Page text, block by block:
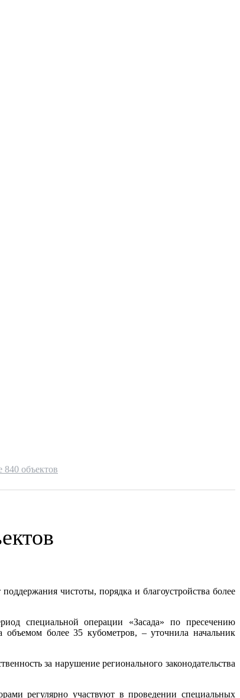
840 объектов
чистоты, порядка и благоустройства более
специальной операции «Засада» по пресечению
более 35 кубометров, – уточнила начальник
за нарушение регионального законодательства
регулярно участвуют в проведении специальных